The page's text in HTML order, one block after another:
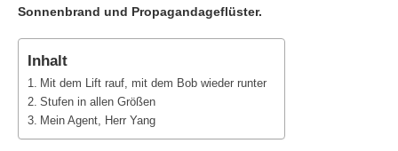
Sonnenbrand und Propagandageflüster.
Inhalt
Mit dem Lift rauf, mit dem Bob wieder runter
Stufen in allen Größen
Mein Agent, Herr Yang